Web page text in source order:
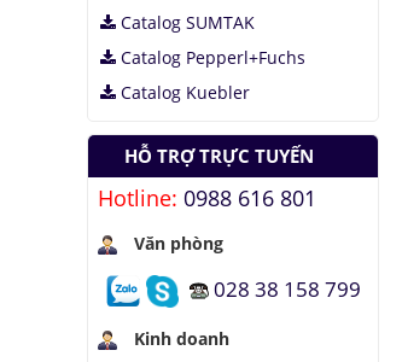
Catalog SUMTAK
Catalog Pepperl+Fuchs
Catalog Kuebler
HỖ TRỢ TRỰC TUYẾN
Hotline: 0988 616 801
Văn phòng
028 38 158 799
Kinh doanh